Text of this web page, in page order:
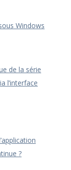
Windows
de la série
l’interface
?